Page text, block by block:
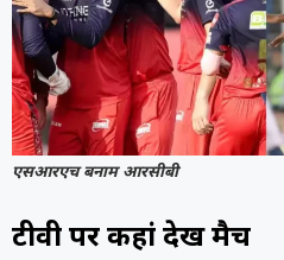
एसआरएच बनाम आरसीबी
टीवी पर कहां देखें मैच